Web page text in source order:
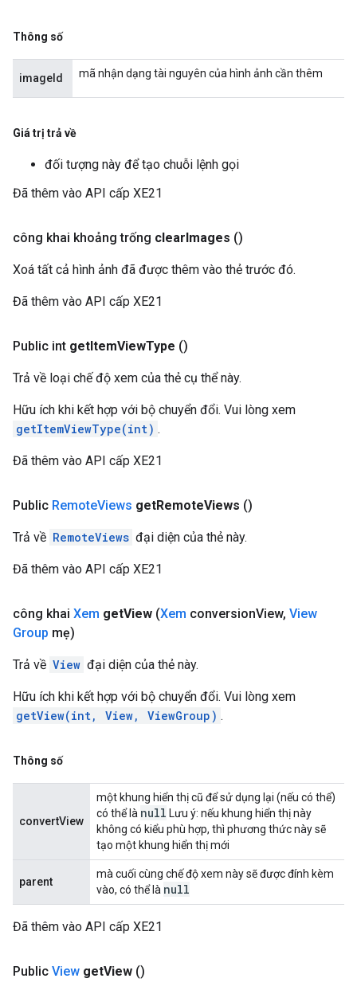
Thông số
imageId mã nhận dạng tài nguyên của hình ảnh cần thêm
Giá trị trả về
đối tượng này để tạo chuỗi lệnh gọi
Đã thêm vào API cấp XE21
công khai khoảng trống clearImages ()
Xoá tất cả hình ảnh đã được thêm vào thẻ trước đó.
Đã thêm vào API cấp XE21
Public int getItemViewType ()
Trả về loại chế độ xem của thẻ cụ thể này.
Hữu ích khi kết hợp với bộ chuyển đổi. Vui lòng xem
getItemViewType(int) .
Đã thêm vào API cấp XE21
Public RemoteViews getRemoteViews ()
Trả về RemoteViews đại diện của thẻ này.
Đã thêm vào API cấp XE21
công khai Xem getView (Xem conversionView, View
Group mẹ)
Trả về View đại diện của thẻ này.
Hữu ích khi kết hợp với bộ chuyển đổi. Vui lòng xem
getView(int, View, ViewGroup) .
Thông số
convertView
một khung hiển thị cũ để sử dụng lại (nếu có thể)
có thể là null Lưu ý: nếu khung hiển thị này
không có kiểu phù hợp, thì phương thức này sẽ
tạo một khung hiển thị mới
parent
mà cuối cùng chế độ xem này sẽ được đính kèm
vào, có thể là null
Đã thêm vào API cấp XE21
Public View getView ()